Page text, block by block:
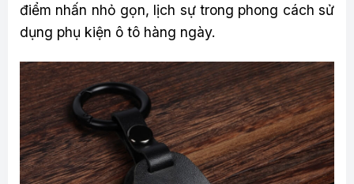
điểm nhấn nhỏ gọn, lịch sự trong phong cách sử
dụng phụ kiện ô tô hàng ngày.